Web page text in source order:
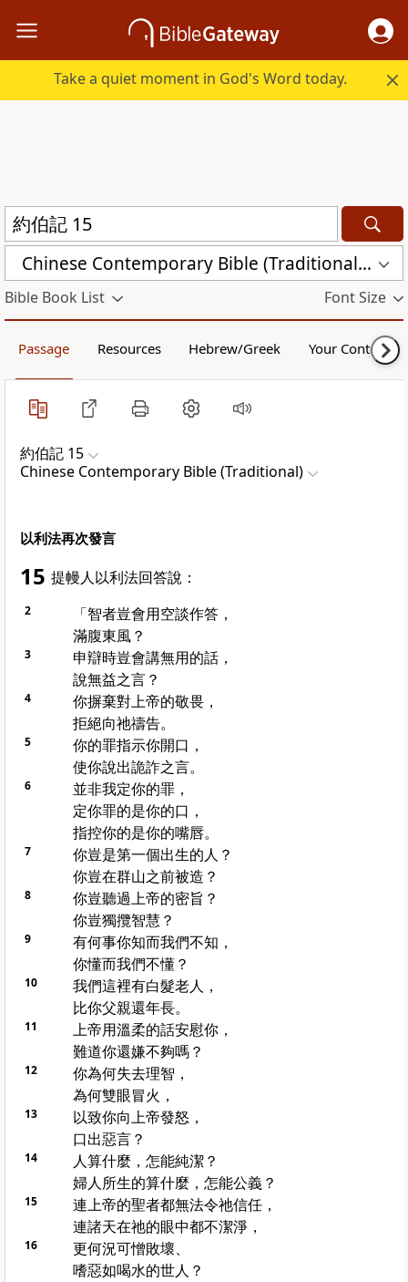
Take a quiet moment in God's Word today.
Chinese Contemporary Bible (Traditional) (CCBT)
Bible Book List Font Size
Passage Resources Hebrew/Greek Your Content
約伯記 15
Chinese Contemporary Bible (Traditional)
以利法再次發言
15 提幔人以利法回答說：
2
「智者豈會用空談作答，
滿腹東風？
3
申辯時豈會講無用的話，
說無益之言？
4
你摒棄對上帝的敬畏，
拒絕向祂禱告。
5
你的罪指示你開口，
使你說出詭詐之言。
6
並非我定你的罪，
定你罪的是你的口，
指控你的是你的嘴唇。
7
你豈是第一個出生的人？
你豈在群山之前被造？
8
你豈聽過上帝的密旨？
你豈獨攬智慧？
9
有何事你知而我們不知，
你懂而我們不懂？
10
我們這裡有白髮老人，
比你父親還年長。
11
上帝用溫柔的話安慰你，
難道你還嫌不夠嗎？
12
你為何失去理智，
為何雙眼冒火，
13
以致你向上帝發怒，
口出惡言？
14
人算什麼，怎能純潔？
婦人所生的算什麼，怎能公義？
15
連上帝的聖者都無法令祂信任，
連諸天在祂的眼中都不潔淨，
16
更何況可憎敗壞、
嗜惡如喝水的世人？